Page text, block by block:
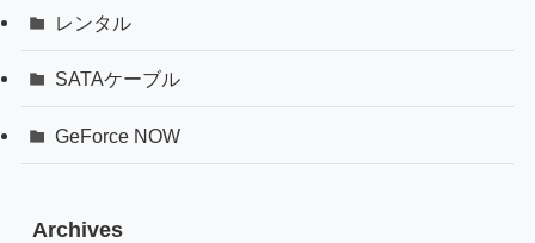
レンタル
SATAケーブル
GeForce NOW
Archives